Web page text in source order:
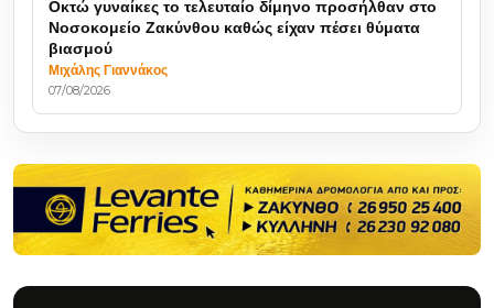
Οκτώ γυναίκες το τελευταίο δίμηνο προσήλθαν στο
Νοσοκομείο Ζακύνθου καθώς είχαν πέσει θύματα
βιασμού
Μιχάλης Γιαννάκος
07/08/2026